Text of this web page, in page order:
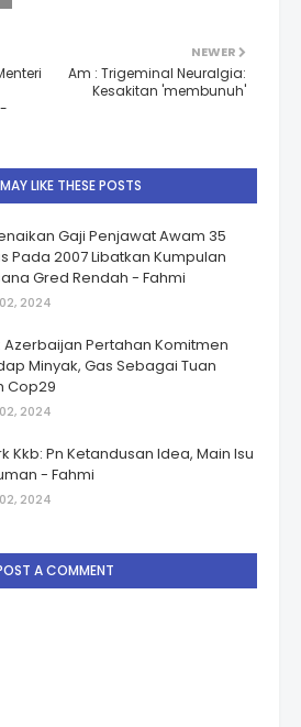
NEWER
Am : Trigeminal Neuralgia:
Kesakitan 'membunuh'
LIKE THESE POSTS
Gaji Penjawat Awam 35
Pada 2007 Libatkan Kumpulan
Gred Rendah - Fahmi
2024
Azerbaijan Pertahan Komitmen
Minyak, Gas Sebagai Tuan
Cop29
2024
Kkb: Pn Ketandusan Idea, Main Isu
- Fahmi
2024
A COMMENT